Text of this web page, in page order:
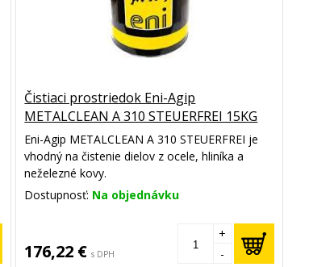
Čistiaci prostriedok Eni-Agip
METALCLEAN A 310 STEUERFREI 15KG
Eni-Agip METALCLEAN A 310 STEUERFREI je
vhodný na čistenie dielov z ocele, hliníka a
neželezné kovy.
Dostupnosť: Na objednávku
176,22 € s DPH
+
-